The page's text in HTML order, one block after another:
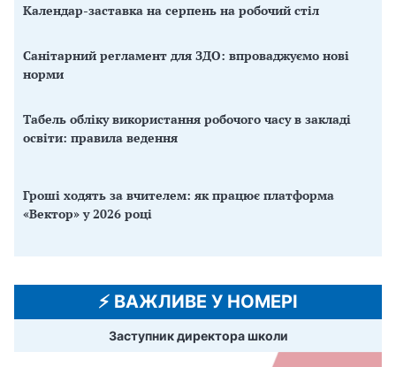
Календар-заставка на серпень на робочий стіл
Санітарний регламент для ЗДО: впроваджуємо нові
норми
Табель обліку використання робочого часу в закладі
освіти: правила ведення
Гроші ходять за вчителем: як працює платформа
«Вектор» у 2026 році
⚡️ ВАЖЛИВЕ У НОМЕРІ
Заступник директора школи